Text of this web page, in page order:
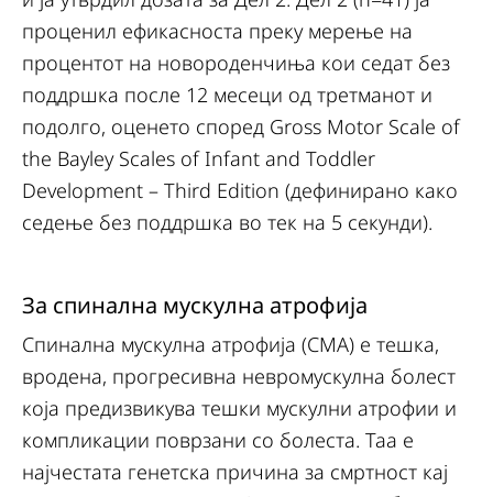
проценил ефикасноста преку мерење на
процентот на новороденчиња кои седат без
поддршка после 12 месеци од третманот и
подолго, оценето според Gross Motor Scale of
the Bayley Scales of Infant and Toddler
Development – Third Edition (дефинирано како
седење без поддршка во тек на 5 секунди).
За спинална мускулна атрофија
Спинална мускулна атрофија (СМА) е тешка,
вродена, прогресивна невромускулна болест
која предизвикува тешки мускулни атрофии и
компликации поврзани со болеста. Таа е
најчестата генетска причина за смртност кај